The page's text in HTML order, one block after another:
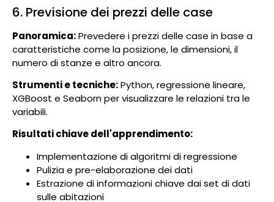
6. Previsione dei prezzi delle case
Panoramica:Prevedere i prezzi delle case in base a
caratteristiche come la posizione, le dimensioni, il
numero di stanze e altro ancora.
Strumenti e tecniche:Python, regressione lineare,
XGBoost e Seaborn per visualizzare le relazioni tra le
variabili.
Risultati chiave dell'apprendimento:
Implementazione di algoritmi di regressione
Pulizia e pre-elaborazione dei dati
Estrazione di informazioni chiave dai set di dati
sulle abitazioni